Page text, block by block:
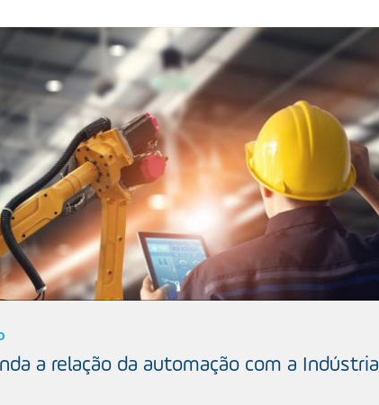
a relação da automação com a Indústria